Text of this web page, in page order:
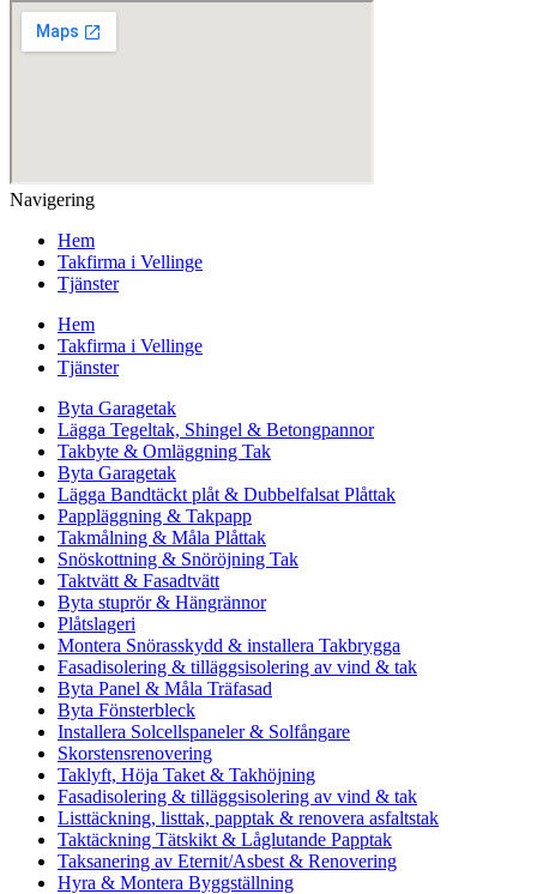
Navigering
Hem
Takfirma i Vellinge
Tjänster
Hem
Takfirma i Vellinge
Tjänster
Byta Garagetak
Lägga Tegeltak, Shingel & Betongpannor
Takbyte & Omläggning Tak
Byta Garagetak
Lägga Bandtäckt plåt & Dubbelfalsat Plåttak
Pappläggning & Takpapp
Takmålning & Måla Plåttak
Snöskottning & Snöröjning Tak
Taktvätt & Fasadtvätt
Byta stuprör & Hängrännor
Plåtslageri
Montera Snörasskydd & installera Takbrygga
Fasadisolering & tilläggsisolering av vind & tak
Byta Panel & Måla Träfasad
Byta Fönsterbleck
Installera Solcellspaneler & Solfångare
Skorstensrenovering
Taklyft, Höja Taket & Takhöjning
Fasadisolering & tilläggsisolering av vind & tak
Listtäckning, listtak, papptak & renovera asfaltstak
Taktäckning Tätskikt & Låglutande Papptak
Taksanering av Eternit/Asbest & Renovering
Hyra & Montera Byggställning